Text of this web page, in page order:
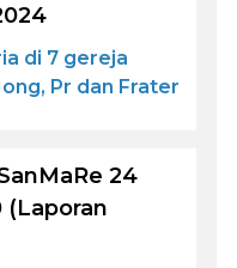
di 7 gereja
Pr dan Frater
24
(Laporan